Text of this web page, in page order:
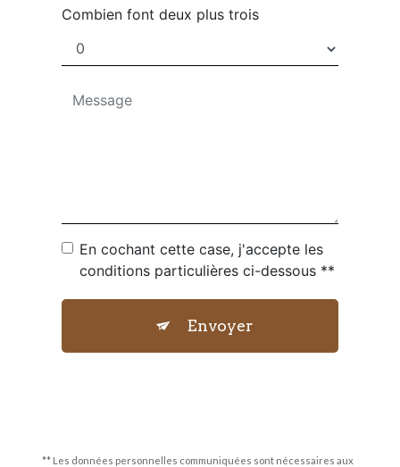
Combien font deux plus trois
En cochant cette case, j'accepte les
conditions particulières ci-dessous **
Envoyer
** Les données personnelles communiquées sont nécessaires aux